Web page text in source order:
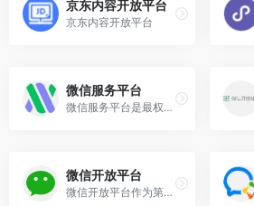
京东内容开放平台
京东内容开放平台
微信服务平台
微信服务平台是最权威的微信小程序相关服务、服务商的推荐及撮合平台，集优质小程序saas模板、定制化行业解决方案，持接口能力（API）、插件等开发服务以及MCN直播整合营销代运营...
微信开放平台
微信开放平台作为第三方移动程序提供接口，使用户可将第三方程序的内容发布给好友或分享至朋友圈，第三方内容借助微信平台获得更广泛的传播。从而形成了一种主流的线上线下微信互...